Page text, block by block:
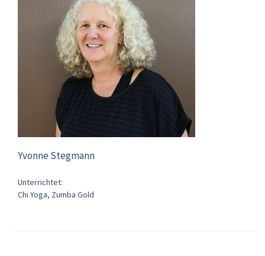
Yvonne Stegmann
Unterrichtet:
Chi Yoga, Zumba Gold